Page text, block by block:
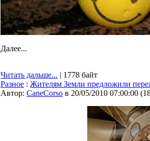
Далее...
Читать дальше... | 1778 байт
Разное : Жителям Земли предложили
Автор: CaneCorso в 20/05/2010 07:00:00 (